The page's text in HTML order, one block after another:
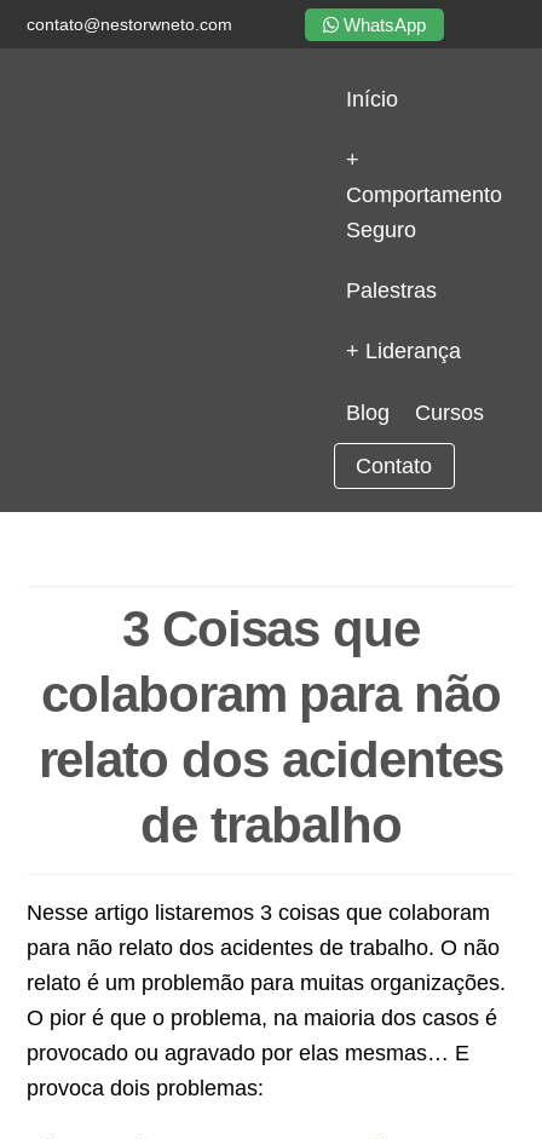
contato@nestorwneto.com WhatsApp
Início
+
Comportamento
Seguro
Palestras
+ Liderança
Blog Cursos
Contato
3 Coisas que
colaboram para não
relato dos acidentes
de trabalho
Nesse artigo listaremos 3 coisas que colaboram
para não relato dos acidentes de trabalho. O não
relato é um problemão para muitas organizações.
O pior é que o problema, na maioria dos casos é
provocado ou agravado por elas mesmas… E
provoca dois problemas: